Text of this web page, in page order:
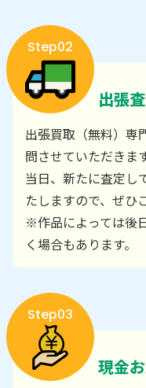
Step02
出張
出張買取（無料）専
問させていただきます
当日、新たに査定し
たしますので、ぜひ
※作品によっては後
く場合もあります。
Step03
現金